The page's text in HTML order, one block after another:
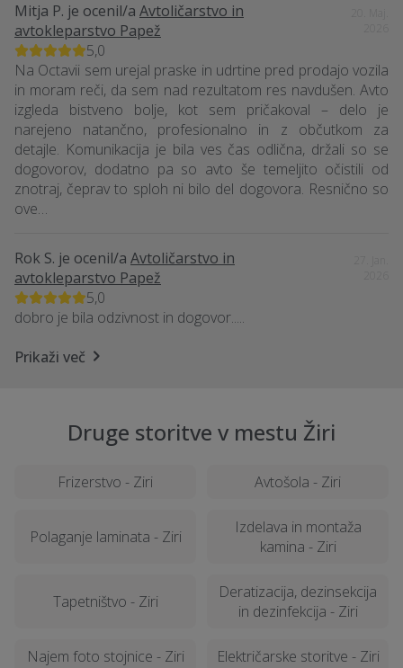
Mitja P. je ocenil/a Avtoličarstvo in
avtokleparstvo Papež
5,0
Na Octavii sem urejal praske in udrtine pred prodajo vozila
in moram reči, da sem nad rezultatom res navdušen. Avto
izgleda bistveno bolje, kot sem pričakoval – delo je
narejeno natančno, profesionalno in z občutkom za
detajle. Komunikacija je bila ves čas odlična, držali so se
dogovorov, dodatno pa so avto še temeljito očistili od
znotraj, čeprav to sploh ni bilo del dogovora. Resnično so
ove…
Rok S. je ocenil/a Avtoličarstvo in
avtokleparstvo Papež
5,0
dobro je bila odzivnost in dogovor.....
Prikaži več
Druge storitve v mestu Žiri
Frizerstvo - Ziri Avtošola - Ziri
Polaganje laminata - Ziri
Izdelava in montaža
kamina - Ziri
Tapetništvo - Ziri
Deratizacija, dezinsekcija
in dezinfekcija - Ziri
Najem foto stojnice - Ziri Električarske storitve - Ziri